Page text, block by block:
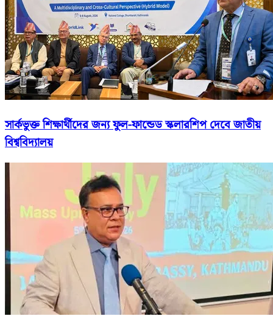
সার্কভুক্ত শিক্ষার্থীদের জন্য ফুল-ফান্ডেড স্কলারশিপ দেবে জাতীয়
বিশ্ববিদ্যালয়